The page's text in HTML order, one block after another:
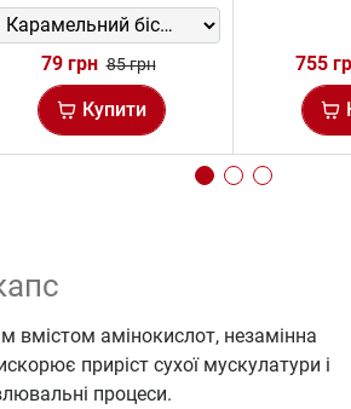
79 грн 85 грн
Купити
755
вмістом амінокислот, незамінна
приріст сухої мускулатури і
процеси.